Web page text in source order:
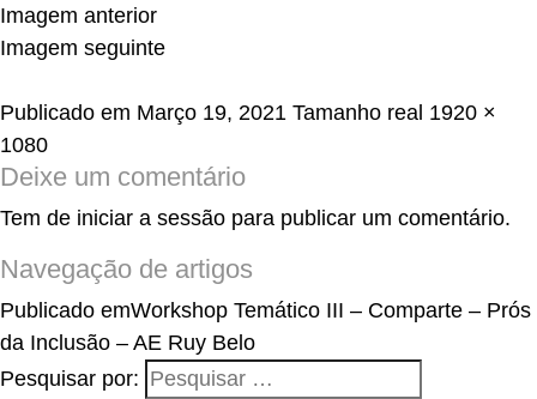
Imagem anterior
Imagem seguinte
Publicado em Março 19, 2021 Tamanho real 1920 ×
1080
Deixe um comentário
Tem de iniciar a sessão para publicar um comentário.
Navegação de artigos
Publicado emWorkshop Temático III – Comparte – Prós
da Inclusão – AE Ruy Belo
Pesquisar por: